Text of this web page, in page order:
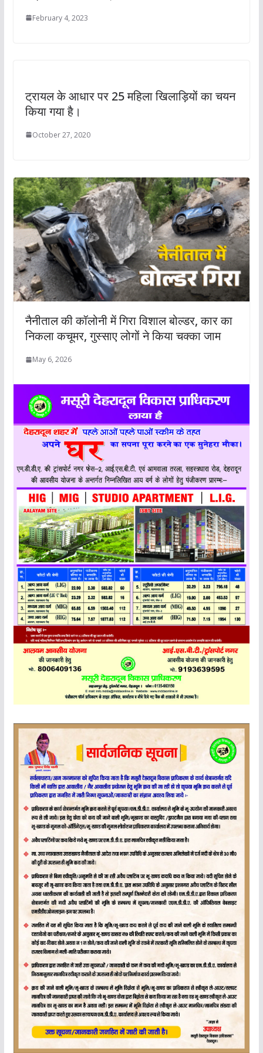
February 4, 2023
ट्रायल के आधार पर 25 महिला खिलाड़ियों का चयन
किया गया है।
October 27, 2020
नैनीताल की कॉलोनी में गिरा विशाल बोल्डर, कार का
निकला कचूमर, गुस्साए लोगों ने किया चक्का जाम
May 6, 2026